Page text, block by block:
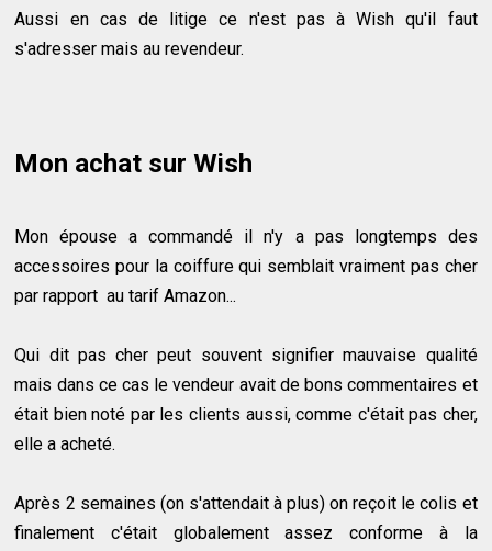
Aussi en cas de litige ce n'est pas à Wish qu'il faut
s'adresser mais au revendeur.
Mon achat sur Wish
Mon épouse a commandé il n'y a pas longtemps des
accessoires pour la coiffure qui semblait vraiment pas cher
par rapport au tarif Amazon...
Qui dit pas cher peut souvent signifier mauvaise qualité
mais dans ce cas le vendeur avait de bons commentaires et
était bien noté par les clients aussi, comme c'était pas cher,
elle a acheté.
Après 2 semaines (on s'attendait à plus) on reçoit le colis et
finalement c'était globalement assez conforme à la